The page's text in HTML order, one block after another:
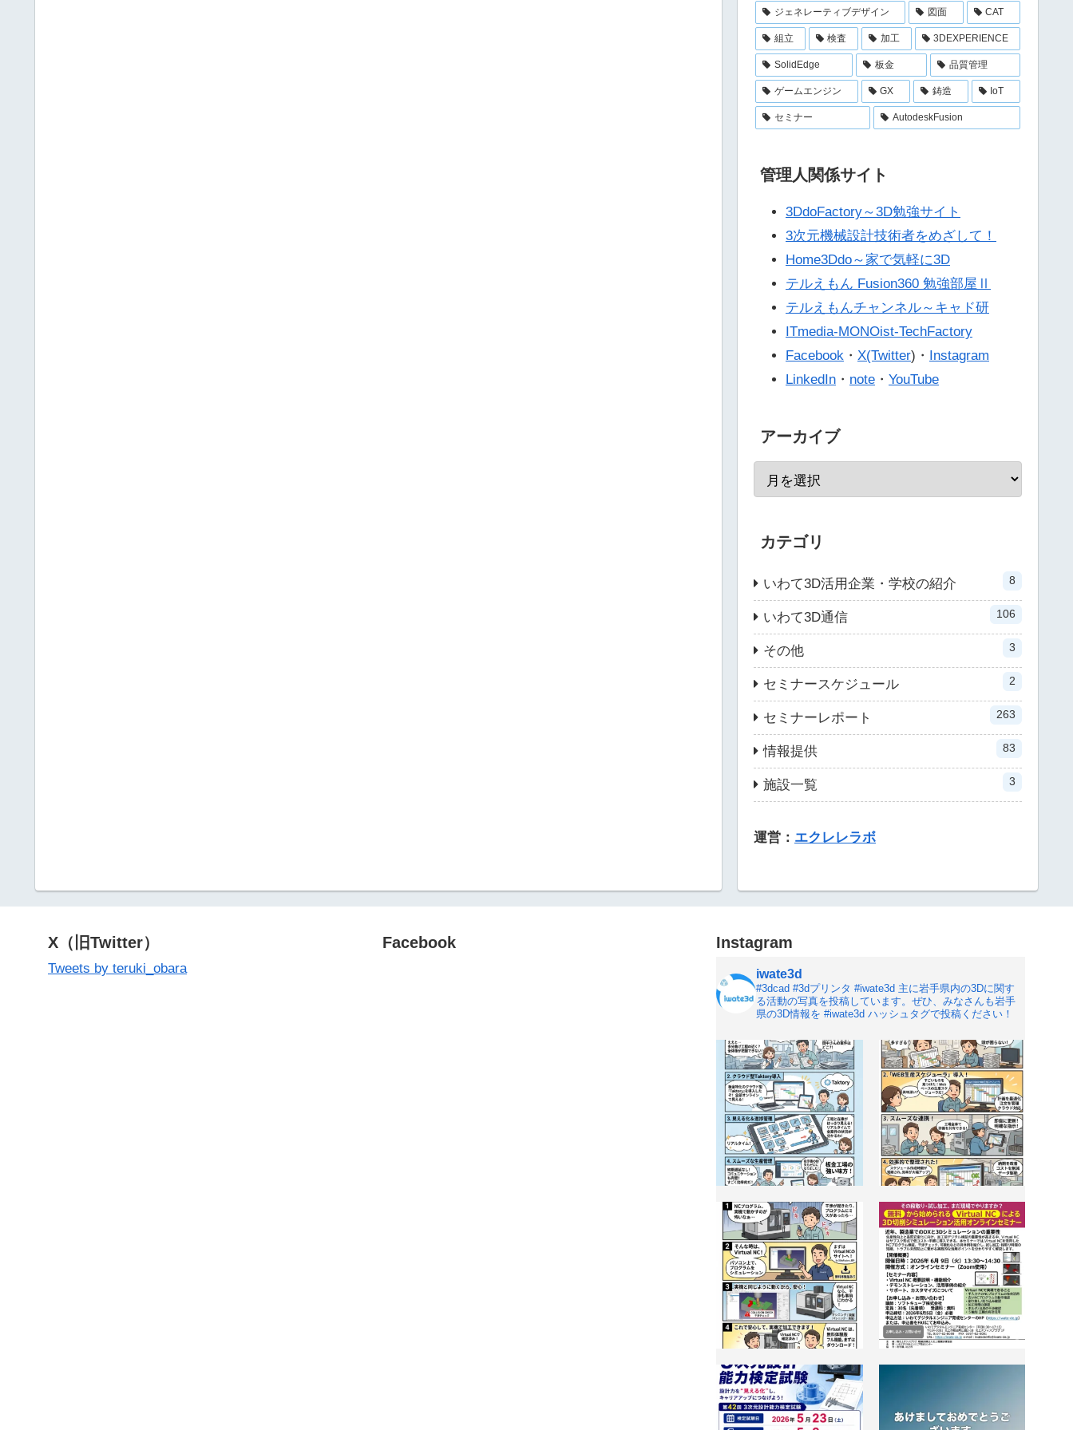
ジェネレーティブデザイン 図面 CAT
組立 検査 加工 3DEXPERIENCE
SolidEdge 板金 品質管理
ゲームエンジン GX 鋳造 IoT
セミナー AutodeskFusion
管理人関係サイト
3DdoFactory～3D勉強サイト
3次元機械設計技術者をめざして！
Home3Ddo～家で気軽に3D
テルえもん Fusion360 勉強部屋Ⅱ
テルえもんチャンネル～キャド研
ITmedia-MONOist-TechFactory
Facebook ・ X(Twitter)・ Instagram
LinkedIn ・ note ・ YouTube
アーカイブ
カテゴリ
いわて3D活用企業・学校の紹介 8
いわて3D通信 106
その他 3
セミナースケジュール 2
セミナーレポート 263
情報提供 83
施設一覧 3
運営： エクレレラボ
X（旧Twitter）
Tweets by teruki_obara
Facebook Instagram
iwate3d
#3dcad #3dプリンタ #iwate3d 主に岩手県内の3Dに関す
る活動の写真を投稿しています。ぜひ、みなさんも岩手
県の3D情報を #iwate3d ハッシュタグで投稿ください！